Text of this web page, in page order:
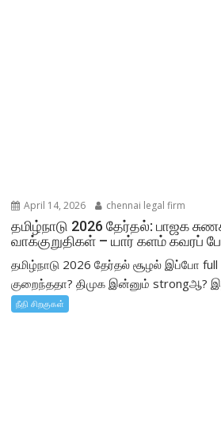
April 14, 2026 chennai legal firm
தமிழ்நாடு 2026 தேர்தல்: பாஜக
வாக்குறுதிகள் – யார் களம் கவரப்
தமிழ்நாடு 2026 தேர்தல் சூழல் இப்போ
குறைந்ததா? திமுக இன்னும் strongஆ?
நீதி சிறகுகள்